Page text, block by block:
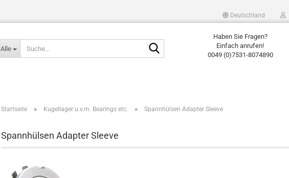
Deutschland
Alle
Haben Sie Fragen?
Einfach anrufen!
0049 (0)7531-8074890
Startseite » Kugellager u.v.m. Bearings etc. » Spannhülsen Adapter Sleeve
Spannhülsen Adapter Sleeve